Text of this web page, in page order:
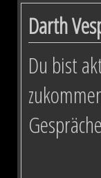
Darth
Du bist